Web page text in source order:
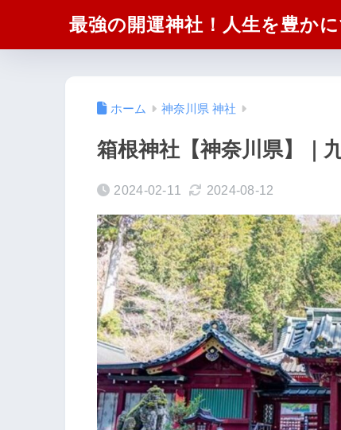
最強の開運神社！人生を豊か
ホーム 神奈川県 神社
箱根神社【神奈川県】｜
2024-02-11 2024-08-12